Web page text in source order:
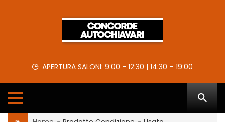
APERTURA SALONI: 9:00 - 12:30 | 14:30 – 19:00